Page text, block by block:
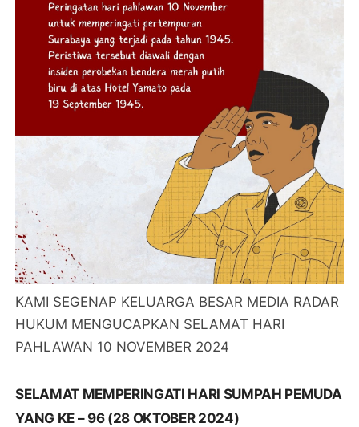
KAMI SEGENAP KELUARGA BESAR MEDIA RADAR
HUKUM MENGUCAPKAN SELAMAT HARI
PAHLAWAN 10 NOVEMBER 2024
SELAMAT MEMPERINGATI HARI SUMPAH PEMUDA
YANG KE – 96 (28 OKTOBER 2024)